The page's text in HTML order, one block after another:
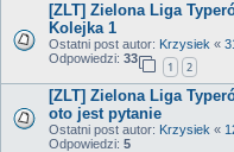
[ZLT] Zielona Liga
Kolejka 1
Ostatni post autor: Krzysiek «
Odpowiedzi: 33
1 2
[ZLT] Zielona Liga
oto jest pytanie
Ostatni post autor: Krzysiek «
Odpowiedzi: 5